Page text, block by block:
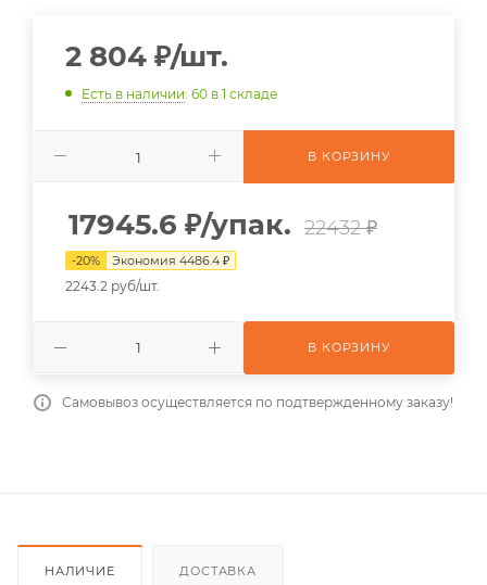
2 804 ₽/шт.
Есть в наличии: 60 в 1 складе
В КОРЗИНУ
17945.6 ₽/упак. 22432 ₽
-20% Экономия 4486.4 ₽
2243.2 руб/шт.
В КОРЗИНУ
Самовывоз осуществляется по подтвержденному заказу!
НАЛИЧИЕ ДОСТАВКА